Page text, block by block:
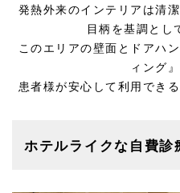
発熱外来のインテリアは清
目柄を基調とし
このエリアの壁面とドアハ
ィング
患者様が安心して利用でき
ホテルライクな自費診